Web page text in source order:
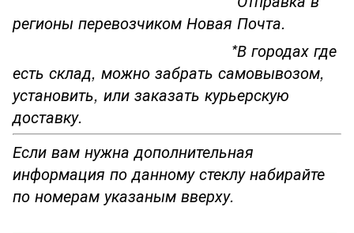
регионы перевозчиком Новая Почта.
*В городах где
есть склад, можно забрать самовывозом,
установить, или заказать курьерскую
доставку.
Если вам нужна дополнительная
информация по данному стеклу набирайте
по номерам указаным вверху.